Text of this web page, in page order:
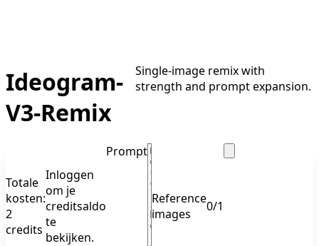
Ideogram-
V3-Remix
Single-image remix with
strength and prompt expansion.
Totale
kosten:
2
credits
Inloggen
om je
creditsaldo
te
bekijken.
Prompt
Reference
images
0/1